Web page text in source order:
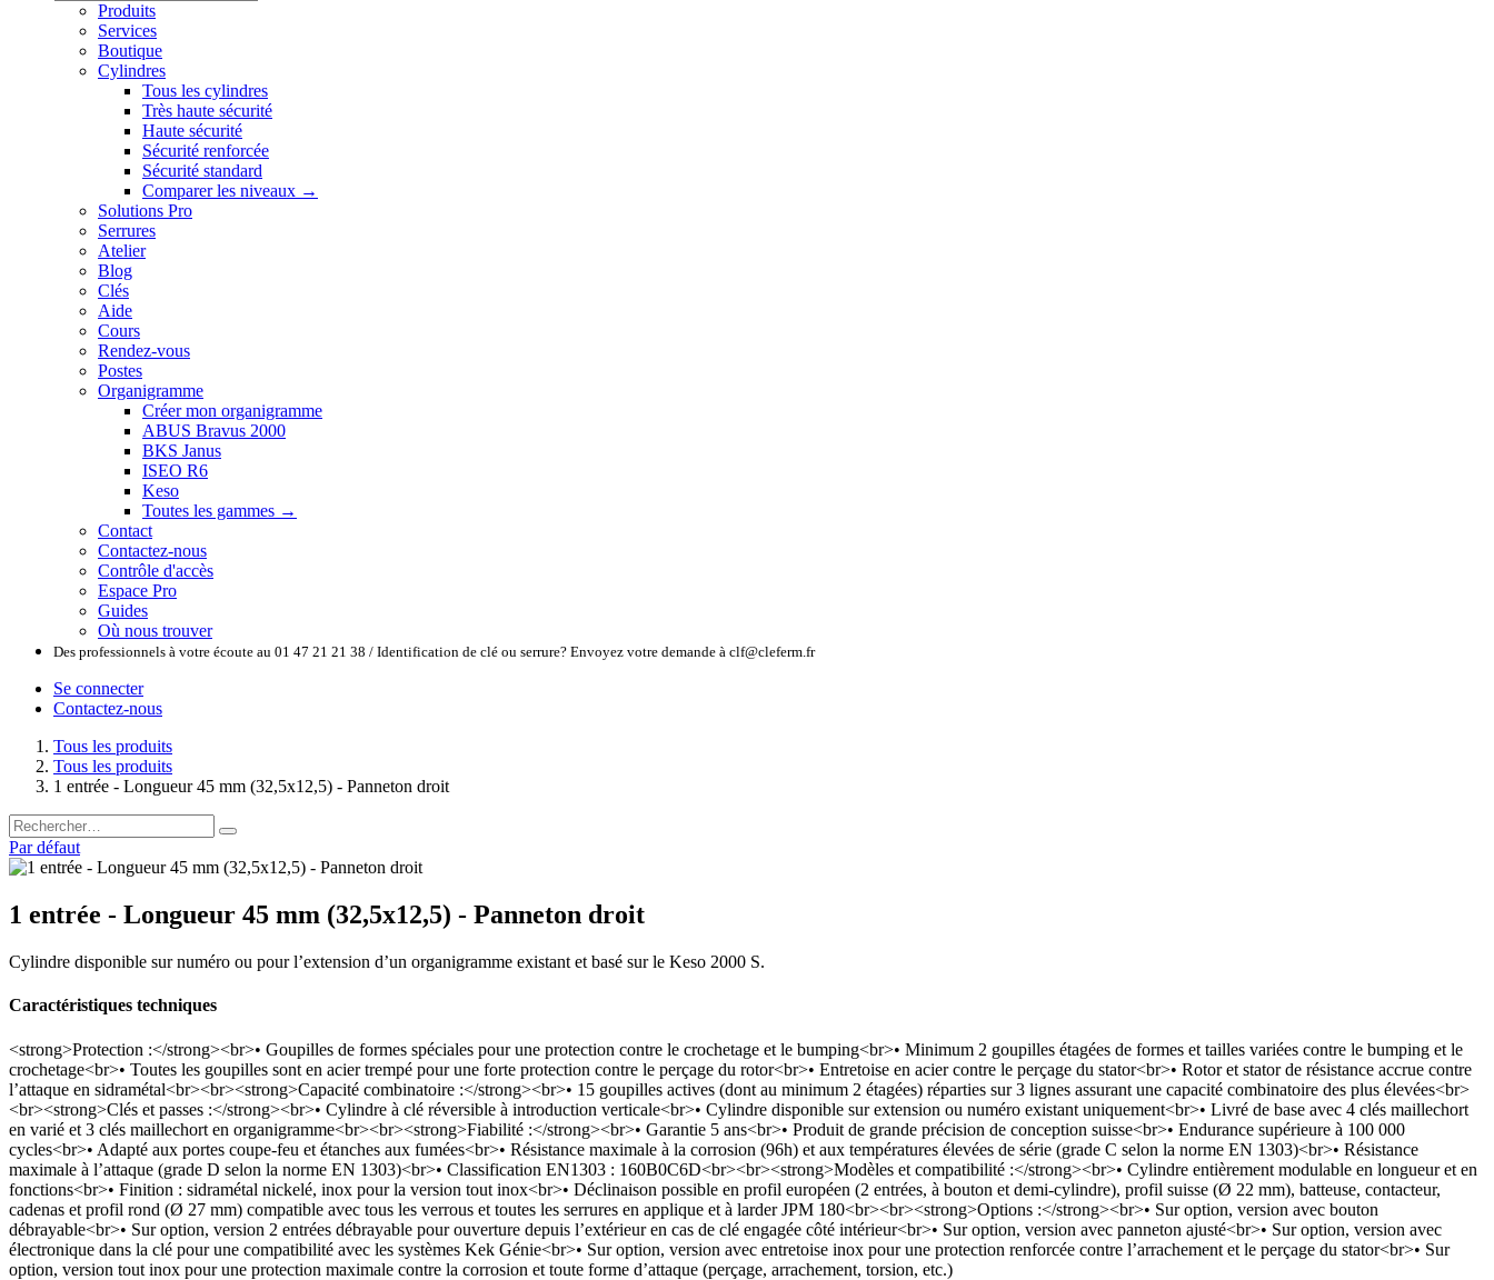
Produits
Services
Boutique
Cylindres
Tous les cylindres
Très haute sécurité
Haute sécurité
Sécurité renforcée
Sécurité standard
Comparer les niveaux →
Solutions Pro
Serrures
Atelier
Blog
Clés
Aide
Cours
Rendez-vous
Postes
Organigramme
Créer mon organigramme
ABUS Bravus 2000
BKS Janus
ISEO R6
Keso
Toutes les gammes →
Contact
Contactez-nous
Contrôle d'accès
Espace Pro
Guides
Où nous trouver
Des professionnels à votre écoute au 01 47 21 21 38 / Identification de clé ou serrure? Envoyez votre demande à clf@cleferm.fr
Se connecter
Contactez-nous
Tous les produits
Tous les produits
1 entrée - Longueur 45 mm (32,5x12,5) - Panneton droit
Par défaut
1 entrée - Longueur 45 mm (32,5x12,5) - Panneton droit
Cylindre disponible sur numéro ou pour l’extension d’un organigramme existant et basé sur le Keso 2000 S.
Caractéristiques techniques
<strong>Protection :</strong><br>• Goupilles de formes spéciales pour une protection contre le crochetage et le bumping<br>• Minimum 2 goupilles étagées de formes et tailles variées contre le bumping et le
crochetage<br>• Toutes les goupilles sont en acier trempé pour une forte protection contre le perçage du rotor<br>• Entretoise en acier contre le perçage du stator<br>• Rotor et stator de résistance accrue contre
l’attaque en sidramétal<br><br><strong>Capacité combinatoire :</strong><br>• 15 goupilles actives (dont au minimum 2 étagées) réparties sur 3 lignes assurant une capacité combinatoire des plus élevées<br>
<br><strong>Clés et passes :</strong><br>• Cylindre à clé réversible à introduction verticale<br>• Cylindre disponible sur extension ou numéro existant uniquement<br>• Livré de base avec 4 clés maillechort
en varié et 3 clés maillechort en organigramme<br><br><strong>Fiabilité :</strong><br>• Garantie 5 ans<br>• Produit de grande précision de conception suisse<br>• Endurance supérieure à 100 000
cycles<br>• Adapté aux portes coupe-feu et étanches aux fumées<br>• Résistance maximale à la corrosion (96h) et aux températures élevées de série (grade C selon la norme EN 1303)<br>• Résistance
maximale à l’attaque (grade D selon la norme EN 1303)<br>• Classification EN1303 : 160B0C6D<br><br><strong>Modèles et compatibilité :</strong><br>• Cylindre entièrement modulable en longueur et en
fonctions<br>• Finition : sidramétal nickelé, inox pour la version tout inox<br>• Déclinaison possible en profil européen (2 entrées, à bouton et demi-cylindre), profil suisse (Ø 22 mm), batteuse, contacteur,
cadenas et profil rond (Ø 27 mm) compatible avec tous les verrous et toutes les serrures en applique et à larder JPM 180<br><br><strong>Options :</strong><br>• Sur option, version avec bouton
débrayable<br>• Sur option, version 2 entrées débrayable pour ouverture depuis l’extérieur en cas de clé engagée côté intérieur<br>• Sur option, version avec panneton ajusté<br>• Sur option, version avec
électronique dans la clé pour une compatibilité avec les systèmes Kek Génie<br>• Sur option, version avec entretoise inox pour une protection renforcée contre l’arrachement et le perçage du stator<br>• Sur
option, version tout inox pour une protection maximale contre la corrosion et toute forme d’attaque (perçage, arrachement, torsion, etc.)